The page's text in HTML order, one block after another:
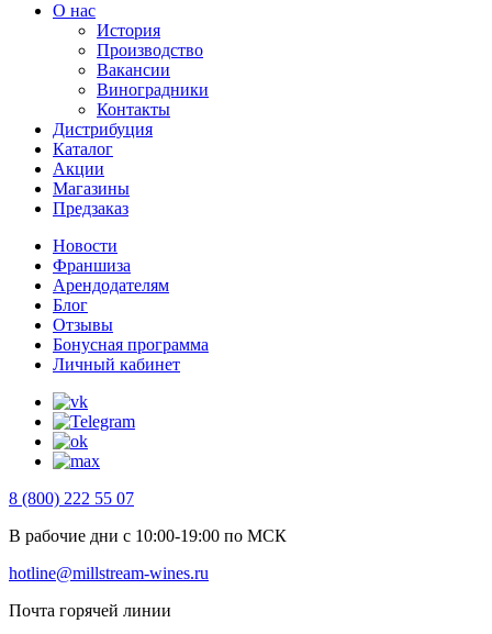
О нас
История
Производство
Вакансии
Виноградники
Контакты
Дистрибуция
Каталог
Акции
Магазины
Предзаказ
Новости
Франшиза
Арендодателям
Блог
Отзывы
Бонусная программа
Личный кабинет
8 (800) 222 55 07
В рабочие дни с 10:00-19:00 по МСК
hotline@millstream-wines.ru
Почта горячей линии